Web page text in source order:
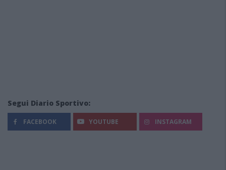
Segui Diario Sportivo:
FACEBOOK YOUTUBE INSTAGRAM